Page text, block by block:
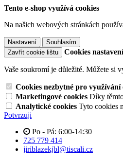
Tento e-shop využívá cookies
Na našich webových stránkách
Nastavení
Souhlasím
Zavřít cookie lištu
Cookies nastavení
Vaše soukromí je důležité. Můžete si
Cookies nezbytné pro využívání
Marketingové cookies Díky
Analytické cookies Tyto cookies
Potvrzuji
Po - Pá: 6:00-14:30
725 779 414
jiriblazekjbl@tiscali.cz